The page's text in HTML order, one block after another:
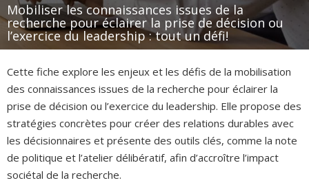
Mobiliser les connaissances issues de la
recherche pour éclairer la prise de décision ou
l’exercice du leadership : tout un défi!
Cette fiche explore les enjeux et les défis de la mobilisation
des connaissances issues de la recherche pour éclairer la
prise de décision ou l’exercice du leadership. Elle propose des
stratégies concrètes pour créer des relations durables avec
les décisionnaires et présente des outils clés, comme la note
de politique et l’atelier délibératif, afin d’accroître l’impact
sociétal de la recherche.